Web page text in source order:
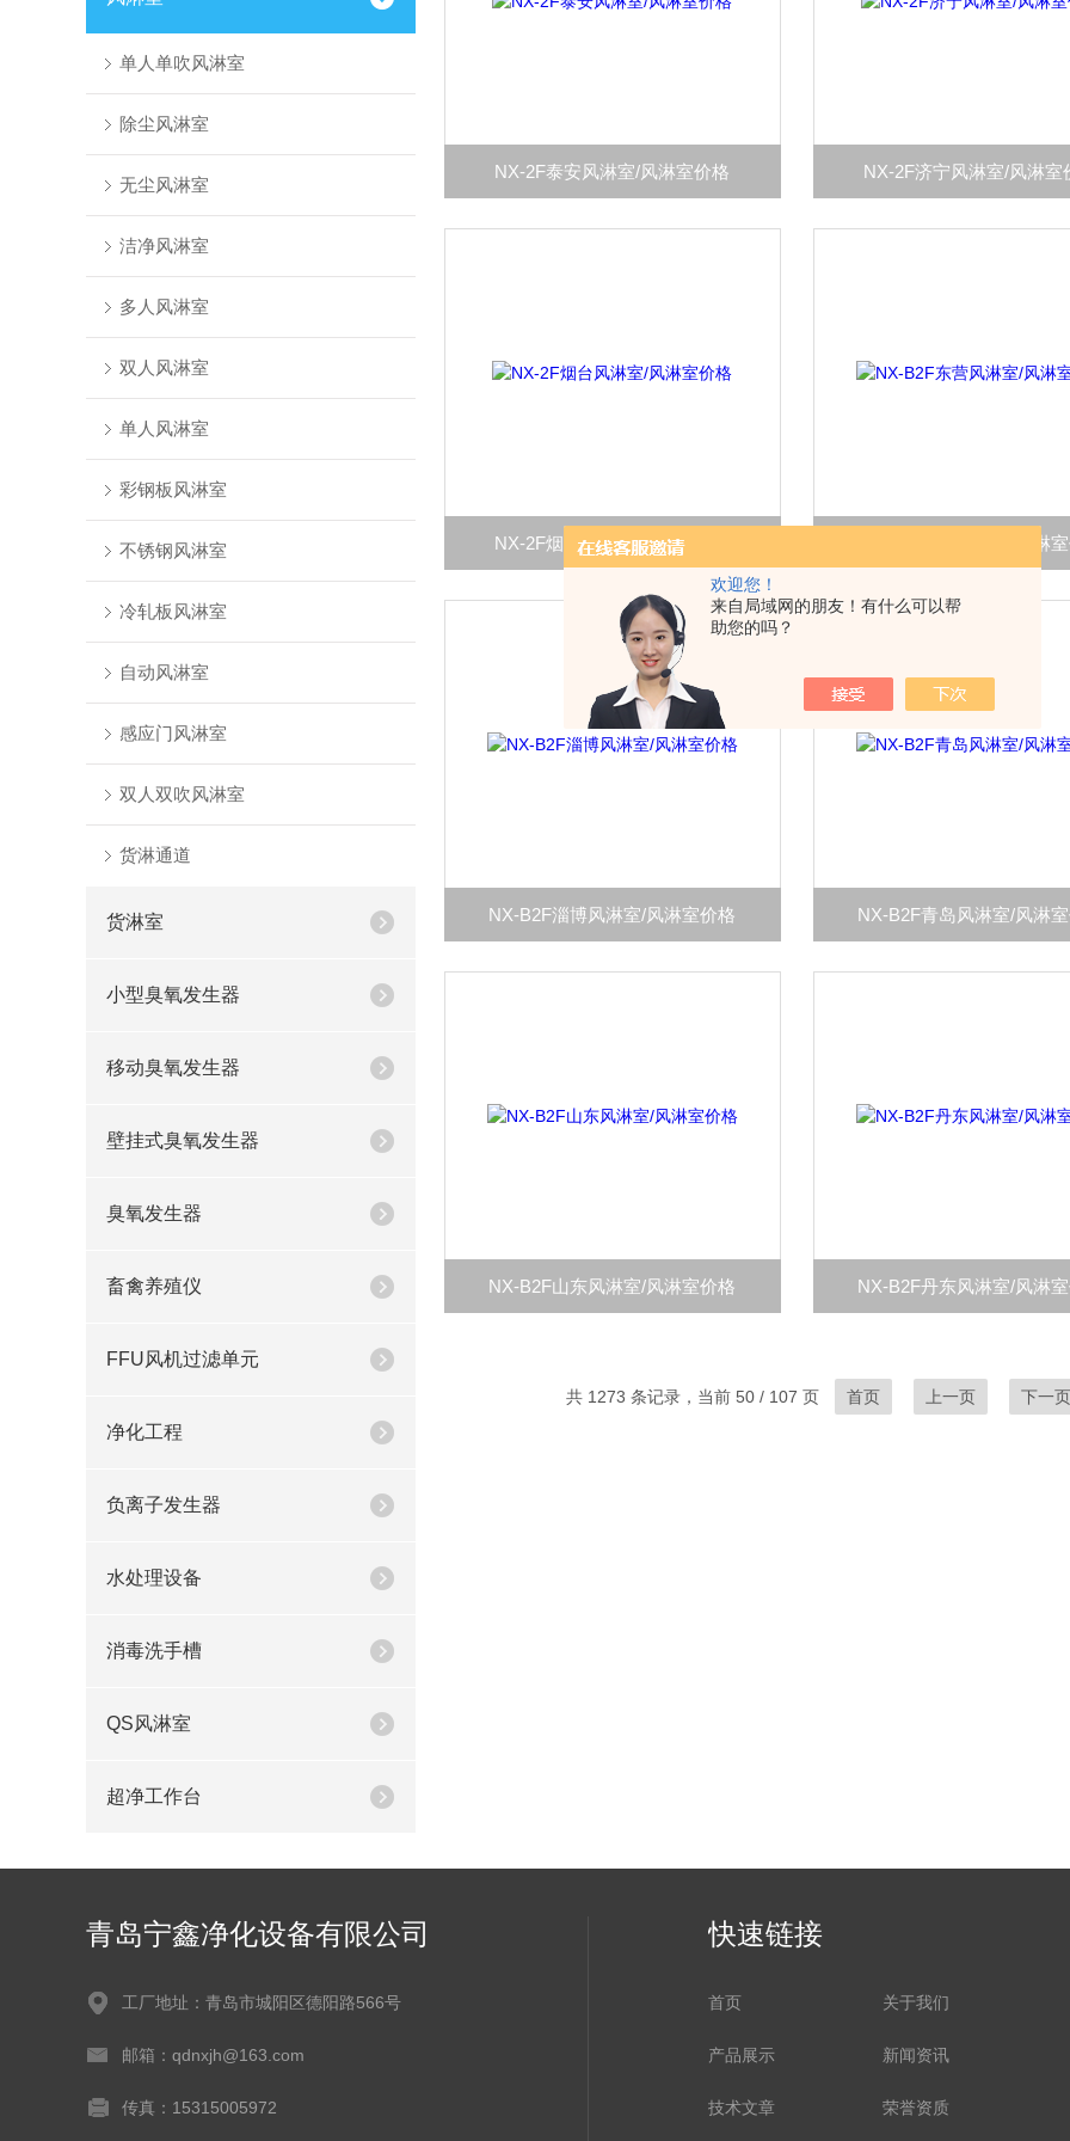
欢迎您！
来自局域网的朋友！有什么可以帮
助您的吗？
单人单吹风淋室
除尘风淋室
无尘风淋室
洁净风淋室
多人风淋室
双人风淋室
单人风淋室
彩钢板风淋室
不锈钢风淋室
冷轧板风淋室
自动风淋室
感应门风淋室
双人双吹风淋室
货淋通道
货淋室
小型臭氧发生器
移动臭氧发生器
壁挂式臭氧发生器
臭氧发生器
畜禽养殖仪
FFU风机过滤单元
净化工程
负离子发生器
水处理设备
消毒洗手槽
QS风淋室
超净工作台
NX-2F泰安风淋室/风淋室价格 NX-2F济宁风淋室/风淋室
NX-2F烟台风淋室/风淋室价格 NX-B2F东营风淋室/风淋
NX-B2F淄博风淋室/风淋室价格 NX-B2F青岛风淋室/风淋
NX-B2F山东风淋室/风淋室价格 NX-B2F丹东风淋室/风淋
共 1273 条记录，当前 50 / 107 页 首页 上一页 下一页
青岛宁鑫净化设备有限公司
工厂地址：青岛市城阳区德阳路566号
邮箱：qdnxjh@163.com
传真：15315005972
快速链接
首页 关于我们
产品展示 新闻资讯
技术文章 荣誉资质